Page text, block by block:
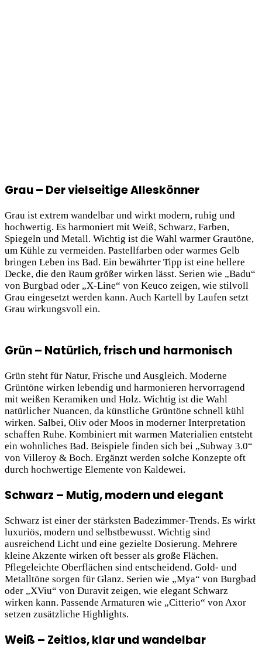
Grau – Der vielseitige Alleskönner
Grau ist extrem wandelbar und wirkt modern, ruhig und
hochwertig. Es harmoniert mit Weiß, Schwarz, Farben,
Spiegeln und Metall. Wichtig ist die Wahl warmer Grautöne,
um Kühle zu vermeiden. Pastellfarben oder warmes Gelb
bringen Leben ins Bad. Ein bewährter Tipp ist eine hellere
Decke, die den Raum größer wirken lässt. Serien wie „Badu“
von Burgbad oder „X-Line“ von Keuco zeigen, wie stilvoll
Grau eingesetzt werden kann. Auch Kartell by Laufen setzt
Grau wirkungsvoll ein.
Grün – Natürlich, frisch und harmonisch
Grün steht für Natur, Frische und Ausgleich. Moderne
Grüntöne wirken lebendig und harmonieren hervorragend
mit weißen Keramiken und Holz. Wichtig ist die Wahl
natürlicher Nuancen, da künstliche Grüntöne schnell kühl
wirken. Salbei, Oliv oder Moos in moderner Interpretation
schaffen Ruhe. Kombiniert mit warmen Materialien entsteht
ein wohnliches Bad. Beispiele finden sich bei „Subway 3.0“
von Villeroy & Boch. Ergänzt werden solche Konzepte oft
durch hochwertige Elemente von Kaldewei.
Schwarz – Mutig, modern und elegant
Schwarz ist einer der stärksten Badezimmer-Trends. Es wirkt
luxuriös, modern und selbstbewusst. Wichtig sind
ausreichend Licht und eine gezielte Dosierung. Mehrere
kleine Akzente wirken oft besser als große Flächen.
Pflegeleichte Oberflächen sind entscheidend. Gold- und
Metalltöne sorgen für Glanz. Serien wie „Mya“ von Burgbad
oder „XViu“ von Duravit zeigen, wie elegant Schwarz
wirken kann. Passende Armaturen wie „Citterio“ von Axor
setzen zusätzliche Highlights.
Weiß – Zeitlos, klar und wandelbar